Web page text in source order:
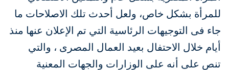
للمرأة بشكل خاص، ولعل أحدث تلك الاصلاحات ما
جاء فى التوجيهات الرئاسية التي تم الإعلان عنها منذ
أيام خلال الاحتفال بعيد العمال المصرى ، والتي
تنص على أنه على الوزارات والجهات المعنية